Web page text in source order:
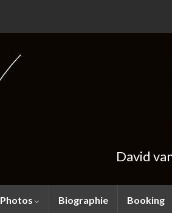
David
Photos Biographie Booking